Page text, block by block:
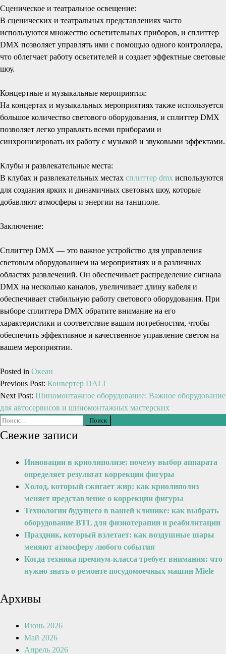
Сценическое и театральное освещение:
В сценических и театральных представлениях часто
используются множество осветительных приборов, и сплиттер
DMX позволяет управлять ими с помощью одного контроллера,
что облегчает работу осветителей и создает эффектные световые
шоу.
Концертные и музыкальные мероприятия:
На концертах и музыкальных мероприятиях также используется
большое количество светового оборудования, и сплиттер DMX
позволяет легко управлять всеми приборами и
синхронизировать их работу с музыкой и звуковыми эффектами.
Клубы и развлекательные места:
В клубах и развлекательных местах сплиттер dmx используются
для создания ярких и динамичных световых шоу, которые
добавляют атмосферы и энергии на танцполе.
Заключение:
Сплиттер DMX — это важное устройство для управления
световым оборудованием на мероприятиях и в различных
областях развлечений. Он обеспечивает распределение сигнала
DMX на несколько каналов, увеличивает длину кабеля и
обеспечивает стабильную работу светового оборудования. При
выборе сплиттера DMX обратите внимание на его
характеристики и соответствие вашим потребностям, чтобы
обеспечить эффективное и качественное управление светом на
вашем мероприятии.
Posted in Океан
Previous Post: Конвертер DALI
Next Post: Шиномонтажное оборудование: Важное оборудование
для автосервисов и шиномонтажных мастерских
Свежие записи
Инновации в криолиполизе: почему выбор аппарата
определяет результат коррекции фигуры
Холод, который сжигает жир: как криолиполиз
меняет представление о коррекции фигуры
Технологии будущего в вашей клинике: как выбрать
оборудование BTL для физиотерапии и реабилитации
Праздник, который взлетает: как воздушные шары
меняют атмосферу любого события
Когда техника премиум-класса требует внимания: что
нужно знать о ремонте посудомоечных машин Miele
Архивы
Июнь 2026
Май 2026
Апрель 2026